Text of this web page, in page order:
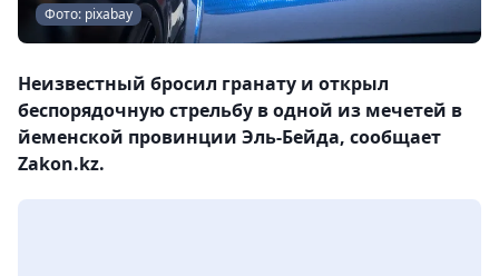
Фото: pixabay
Неизвестный бросил гранату и открыл
беспорядочную стрельбу в одной из мечетей в
йеменской провинции Эль-Бейда, сообщает
Zakon.kz.